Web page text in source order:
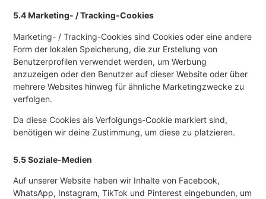
5.4 Marketing- / Tracking-Cookies
Marketing- / Tracking-Cookies sind Cookies oder eine andere
Form der lokalen Speicherung, die zur Erstellung von
Benutzerprofilen verwendet werden, um Werbung
anzuzeigen oder den Benutzer auf dieser Website oder über
mehrere Websites hinweg für ähnliche Marketingzwecke zu
verfolgen.
Da diese Cookies als Verfolgungs-Cookie markiert sind,
benötigen wir deine Zustimmung, um diese zu platzieren.
5.5 Soziale-Medien
Auf unserer Website haben wir Inhalte von Facebook,
WhatsApp, Instagram, TikTok und Pinterest eingebunden, um